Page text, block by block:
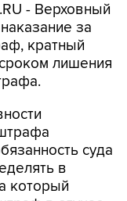
- Верховный
за
кратный
лишения
суда
в
который